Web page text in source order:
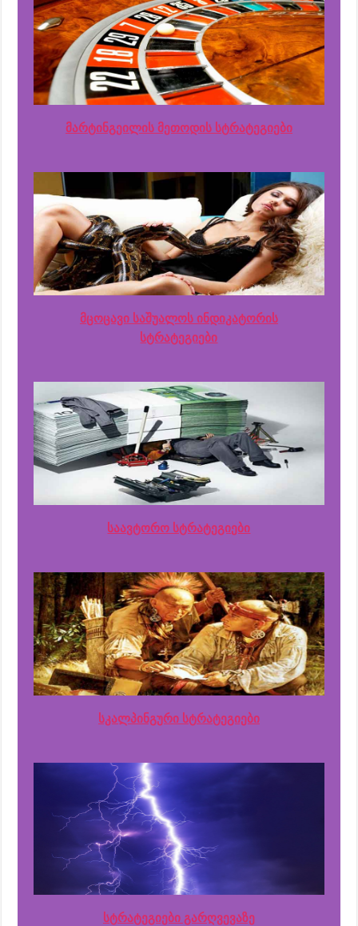
მარტინგეილის მეთოდის სტრატეგიები
მცოცავი საშუალოს ინდიკატორის
სტრატეგიები
საავტორო სტრატეგიები
სკალპინგური სტრატეგიები
სტრატეგიები გარღვევაზე